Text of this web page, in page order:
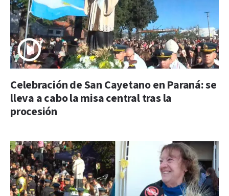
Celebración de San Cayetano en Paraná: se
lleva a cabo la misa central tras la
procesión